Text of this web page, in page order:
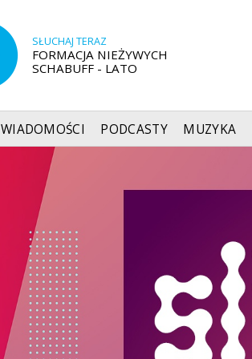
SŁUCHAJ TERAZ
FORMACJA NIEŻYWYCH
SCHABUFF - LATO
WIADOMOŚCI PODCASTY MUZYKA